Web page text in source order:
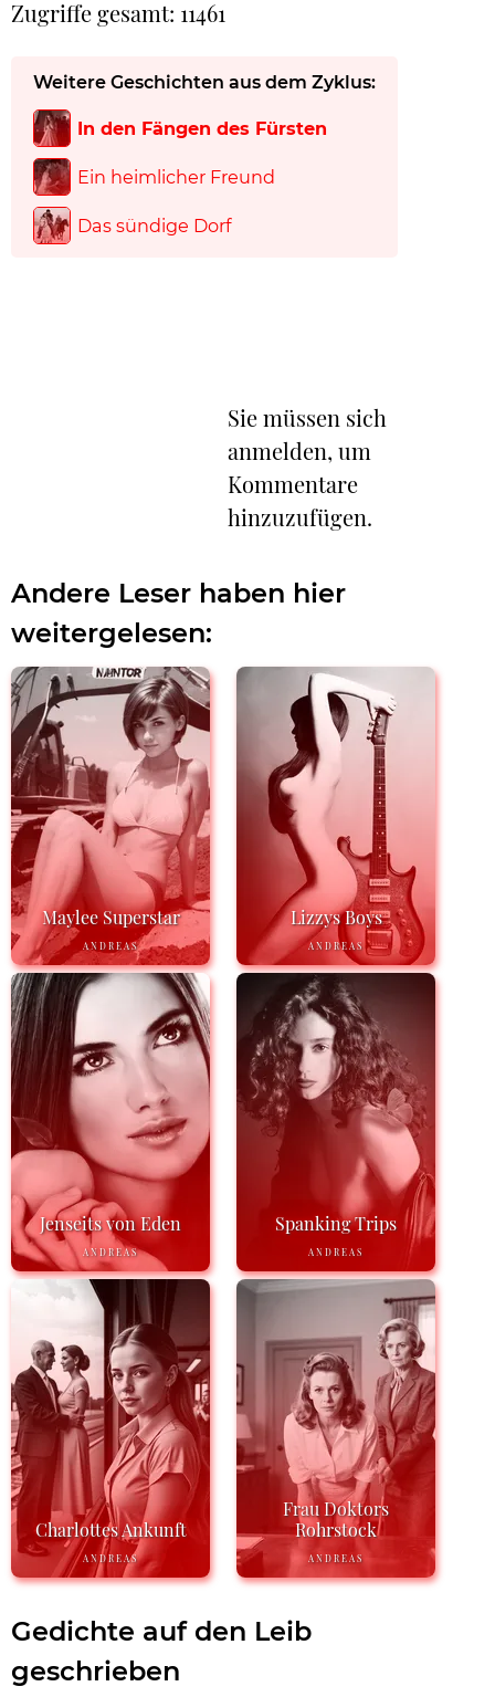
Zugriffe gesamt: 11461
Weitere Geschichten aus dem Zyklus:
In den Fängen des Fürsten
Ein heimlicher Freund
Das sündige Dorf
Sie müssen sich
anmelden, um
Kommentare
hinzuzufügen.
Andere Leser haben hier
weitergelesen:
Maylee Superstar
ANDREAS
Lizzys Boys
ANDREAS
Jenseits von Eden
ANDREAS
Spanking Trips
ANDREAS
Charlottes Ankunft
ANDREAS
Frau Doktors
Rohrstock
ANDREAS
Gedichte auf den Leib
geschrieben